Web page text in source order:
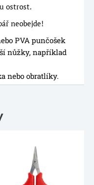
ostrost.
neobejde!
PVA punčošek
nůžky, například
nebo obratlíky.